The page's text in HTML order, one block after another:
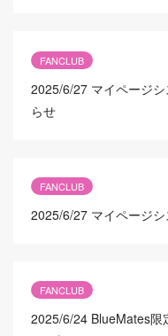
FANCLUB
2025/6/27 マイページ
らせ
FANCLUB
2025/6/27 マイページ
FANCLUB
2025/6/24 BlueMates限